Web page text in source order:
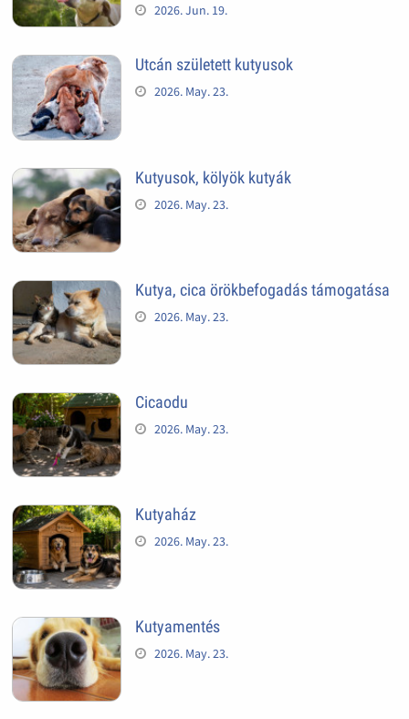
2026. Jun. 19.
Utcán született kutyusok
2026. May. 23.
Kutyusok, kölyök kutyák
2026. May. 23.
Kutya, cica örökbefogadás támogatása
2026. May. 23.
Cicaodu
2026. May. 23.
Kutyaház
2026. May. 23.
Kutyamentés
2026. May. 23.